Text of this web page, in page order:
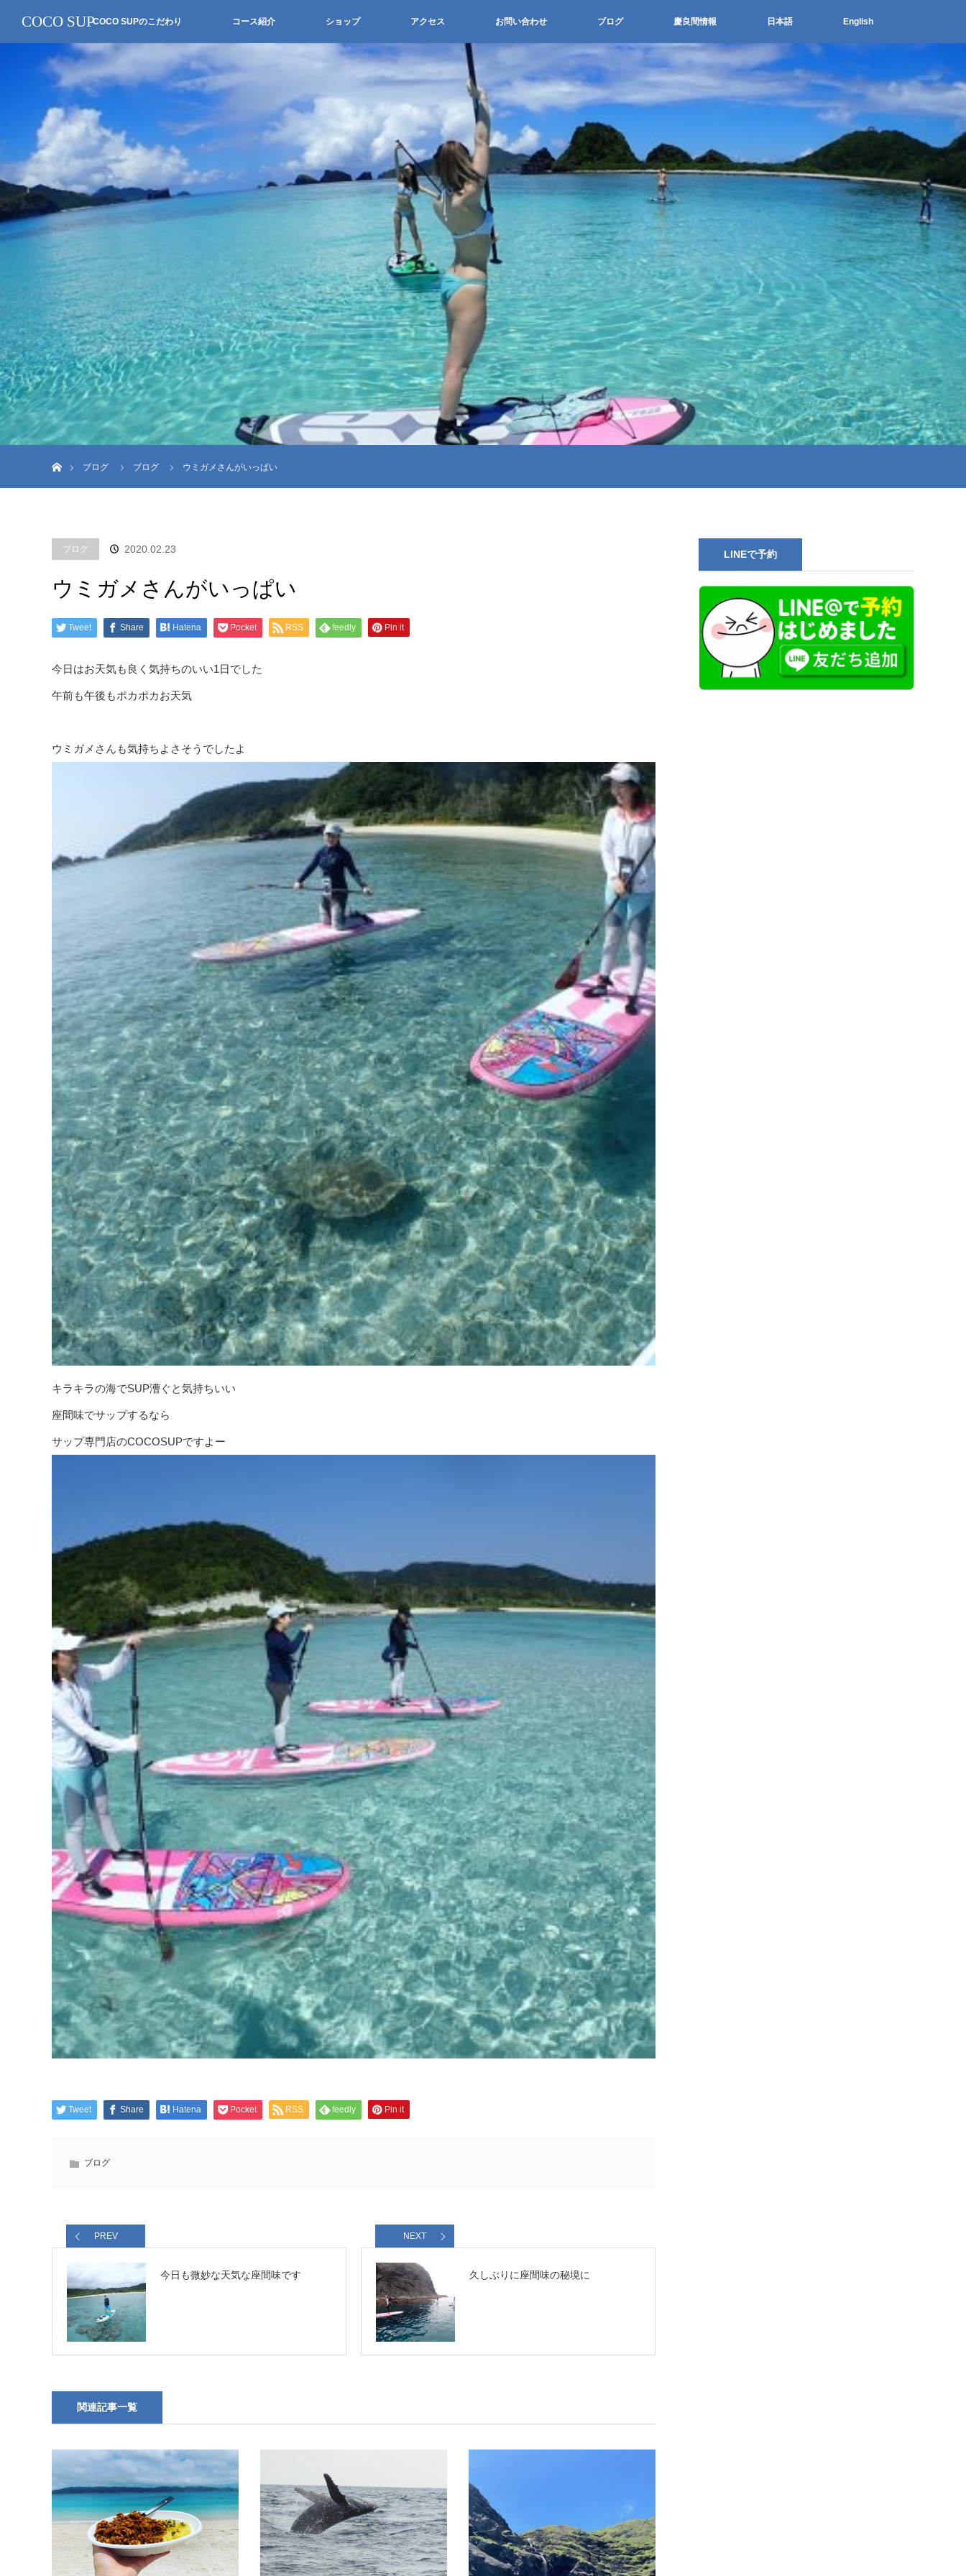
COCO SUPCOCO SUPのこだわり コース紹介 ショップ アクセス お問い合わせ ブログ 慶良間情報 日本語 English
ブログ
ブログ ウミガメさんがいっぱい
ブログ 2020.02.23
ウミガメさんがいっぱい
Tweet Share Hatena Pocket RSS feedly Pin it
今日はお天気も良く気持ちのいい1日でした
午前も午後もポカポカお天気
ウミガメさんも気持ちよさそうでしたよ
キラキラの海でSUP漕ぐと気持ちいい
座間味でサップするなら
サップ専門店のCOCOSUPですよー
Tweet Share Hatena Pocket RSS feedly Pin it
ブログ
PREV
今日も微妙な天気な座間味です
NEXT
久しぶりに座間味の秘境に
関連記事一覧
LINEで予約